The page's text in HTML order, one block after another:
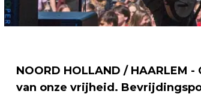
NOORD HOLLAND /
van onze vrijheid.